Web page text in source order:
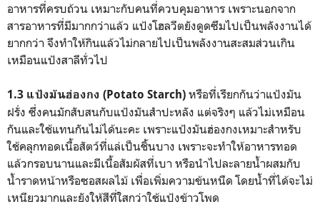
อาหารที่ครบถ้วน เหมาะกับคนที่ควบคุมอาหาร เพราะนอกจาก
สารอาหารที่มีมากกว่าแล้ว แป้งโฮลวีตยังดูดซึมไปเป็นพลังงานได้
ยากกว่า จึงทำให้กินแล้วไม่กลายไปเป็นพลังงานสะสมส่วนเกิน
เหมือนแป้งสาลีทั่วไป
1.3 แป้งมันฮ่องกง (Potato Starch) หรือที่เรียกกันว่าแป้งมัน
ฝรั่ง ซึ่งคนมักสับสนกับแป้งมันสำปะหลัง แต่จริงๆ แล้วไม่เหมือน
กันและใช้แทนกันไม่ได้นะคะ เพราะแป้งมันฮ่องกงเหมาะสำหรับ
ใช้คลุกทอดเนื้อสัตว์ที่แล่เป็นชิ้นบาง เพราะจะทำให้อาหารทอด
แล้วกรอบนานและมีเนื้อสัมผัสที่เบา หรือนำไปละลายน้ำผสมกับ
น้ำราดหน้าหรือซอสผลไม้ เพื่อเพิ่มความข้นหนืด โดยน้ำที่ได้จะไม่
เหนียวมากและยังให้สีที่ใสกว่าใช้แป้งข้าวโพด